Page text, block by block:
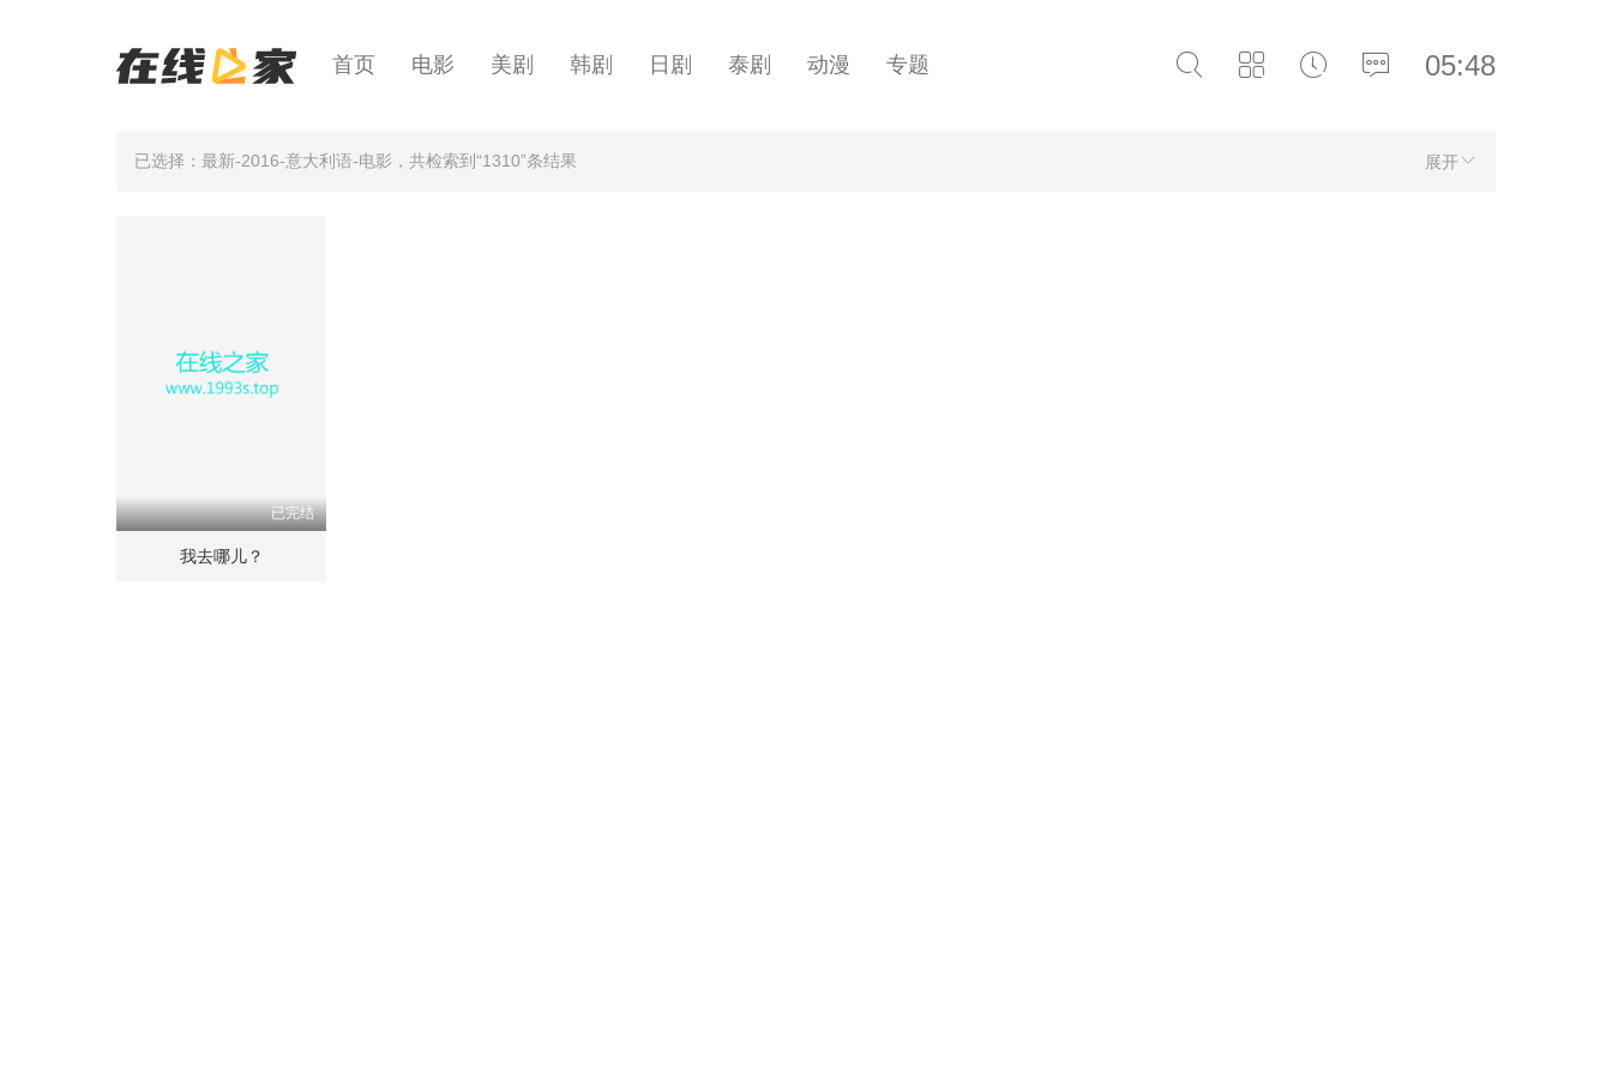
05:48
首页 电影 美剧 韩剧 日剧 泰剧 动漫 专题
展开
已选择：最新-2016-意大利语-电影 ，共检索到“1310”条结果
已完结
我去哪儿？